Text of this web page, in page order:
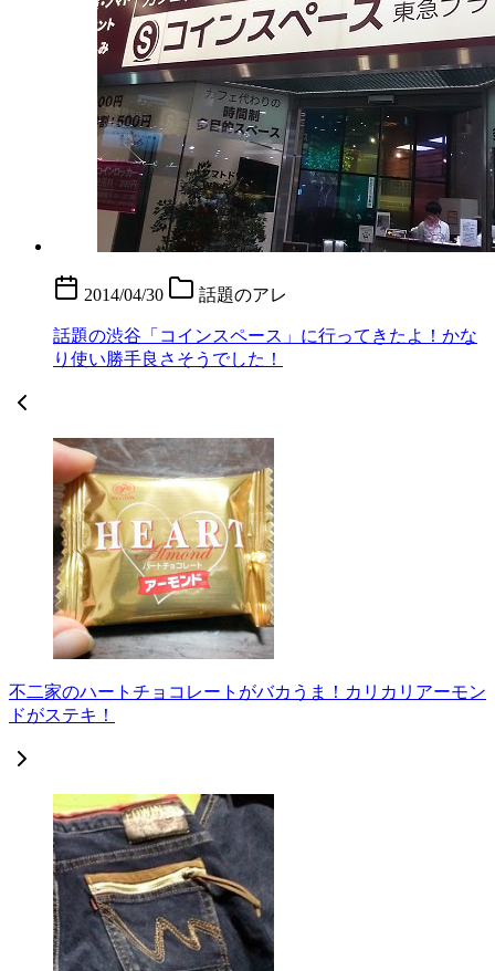
2014/04/30 話題のアレ
話題の渋谷「コインスペース」に行ってきたよ！かな
り使い勝手良さそうでした！
不二家のハートチョコレートがバカうま！カリカリアーモン
ドがステキ！